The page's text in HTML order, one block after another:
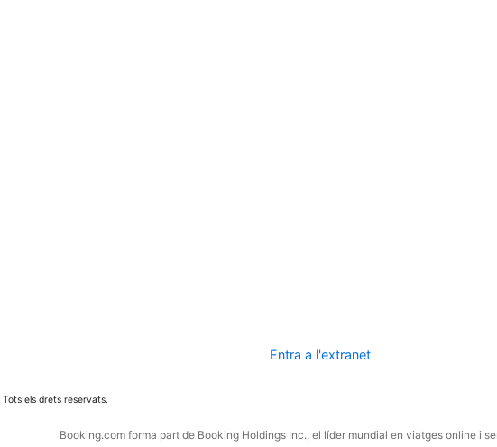
Entra a l'extranet
els drets reservats.
Booking.com forma part de Booking Holdings Inc., el líder mundial en viatges online i